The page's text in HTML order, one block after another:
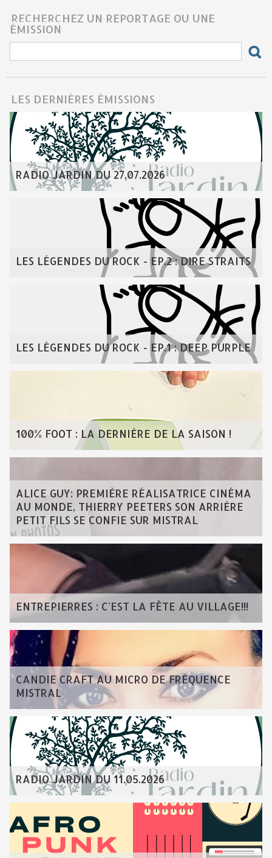
RECHERCHEZ UN REPORTAGE OU UNE
ÉMISSION
LES DERNIÈRES ÉMISSIONS
RADIO JARDIN DU 27.07.2026
LES LÉGENDES DU ROCK - EP.2 : DIRE STRAITS
LES LÉGENDES DU ROCK - EP.1 : DEEP PURPLE
100% FOOT : LA DERNIÈRE DE LA SAISON !
ALICE GUY: PREMIÈRE RÉALISATRICE CINÉMA
AU MONDE, THIERRY PEETERS SON ARRIÈRE
PETIT FILS SE CONFIE SUR MISTRAL
ENTREPIERRES : C'EST LA FÊTE AU VILLAGE!!!
CANDIE CRAFT AU MICRO DE FRÉQUENCE
MISTRAL
RADIO JARDIN DU 11.05.2026